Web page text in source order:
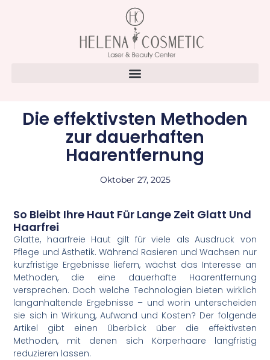
Die effektivsten Methoden
zur dauerhaften
Haarentfernung
Oktober 27, 2025
So Bleibt Ihre Haut Für Lange Zeit Glatt Und
Haarfrei
Glatte, haarfreie Haut gilt für viele als Ausdruck von
Pflege und Ästhetik. Während Rasieren und Wachsen nur
kurzfristige Ergebnisse liefern, wächst das Interesse an
Methoden, die eine dauerhafte Haarentfernung
versprechen. Doch welche Technologien bieten wirklich
langanhaltende Ergebnisse – und worin unterscheiden
sie sich in Wirkung, Aufwand und Kosten? Der folgende
Artikel gibt einen Überblick über die effektivsten
Methoden, mit denen sich Körperhaare langfristig
reduzieren lassen.